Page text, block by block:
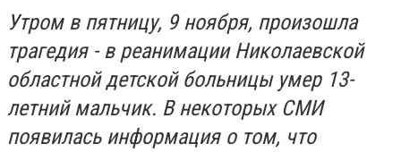
Утром в пятницу, 9 ноября, произошла
трагедия - в реанимации Николаевской
областной детской больницы умер 13-
летний мальчик. В некоторых СМИ
появилась информация о том, что